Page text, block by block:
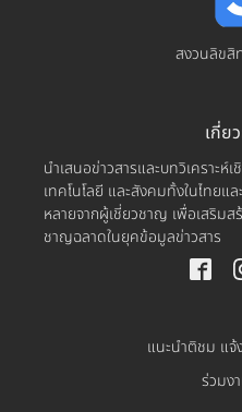
สงวนลิข
เกี่ย
นำเสนอข่าวสารและบทวิเคราะห์
เทคโนโลยี และสังคมทั้งในไทย
หลายจากผู้เชี่ยวชาญ เพื่อเสริมส
ชาญฉลาดในยุคข้อมูลข่าวสาร
แนะนำติชม แจ้
ร่วมง